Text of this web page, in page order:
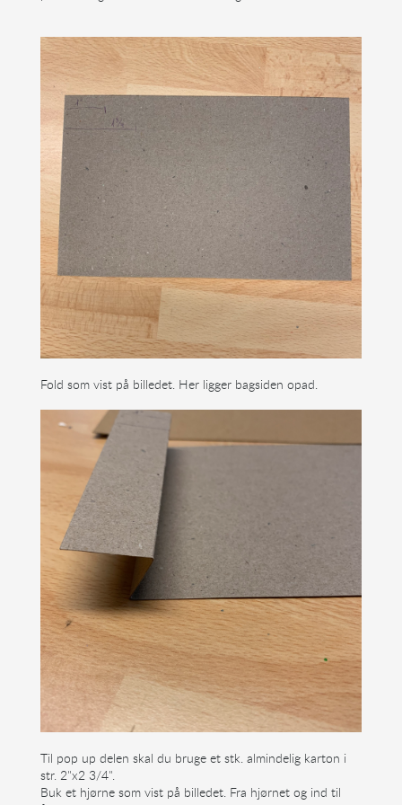
Fold som vist på billedet. Her ligger bagsiden opad.
Til pop up delen skal du bruge et stk. almindelig karton i
str. 2"x2 3/4".
Buk et hjørne som vist på billedet. Fra hjørnet og ind til